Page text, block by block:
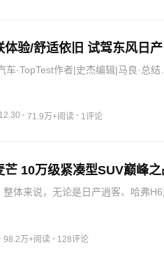
体验/舒适依旧 试驾东风日
车·TopTest作者|史杰编辑|马良·总结…
· 71.9万+阅读 · 1评论
芒 10万级紧凑型SUV巅峰之
体来说，无论是日产逍客、哈弗H6
· 98.2万+阅读 · 128评论